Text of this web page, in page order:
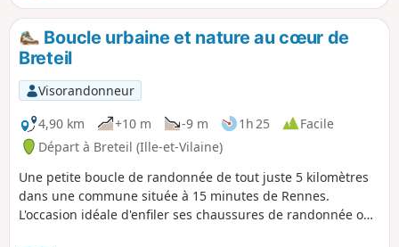
Boucle urbaine et nature au cœur de
Breteil
Visorandonneur
4,90 km
+10 m -9 m 1h 25
Facile
Départ à Breteil (Ille-et-Vilaine)
Une petite boucle de randonnée de tout juste 5 kilomètres
dans une commune située à 15 minutes de Rennes.
L'occasion idéale d'enfiler ses chaussures de randonnée ou